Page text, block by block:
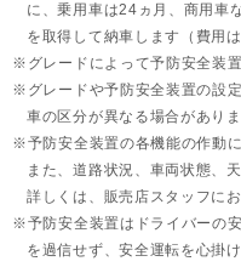
に、乗用車は24ヵ月、 商用車
を取得して納車します（費用
グレードによって予防安全装
グレードや予防安全装置の設
車の区分が異なる場合がありま
予防安全装置の各機能の作動
また、道路状況、車両状態、
詳しくは、販売店スタッフに
予防安全装置はドライバーの
を過信せず、安全運転を心掛け